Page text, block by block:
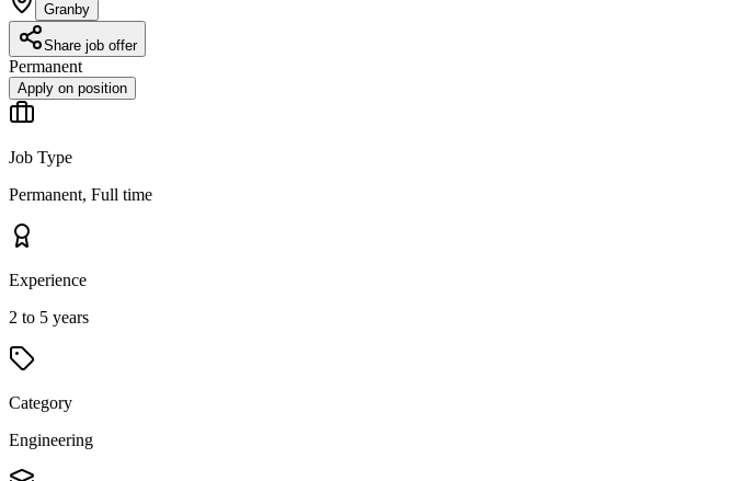
Granby
Share job offer
Permanent
Apply on position
Job Type
Permanent, Full time
Experience
2 to 5 years
Category
Engineering